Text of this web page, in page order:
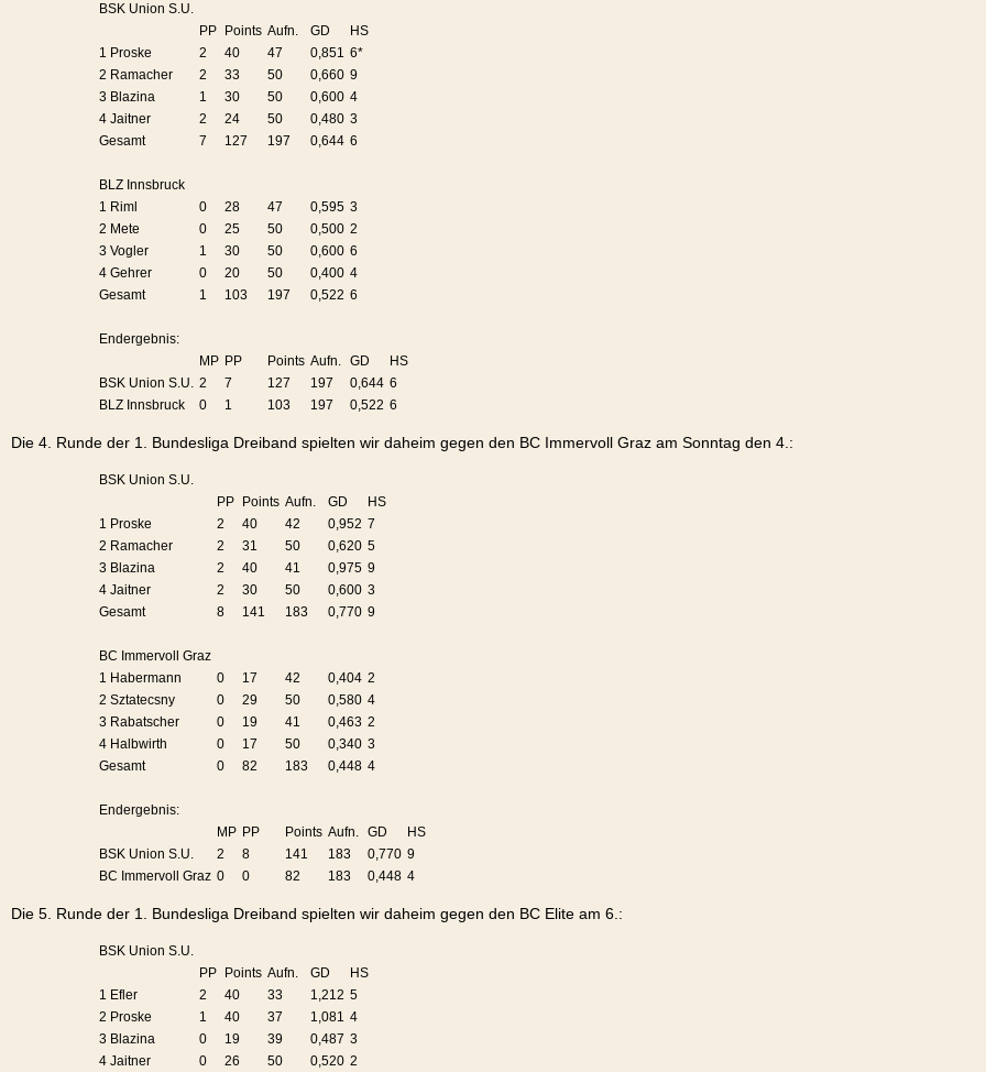
BSK Union S.U.
PP
Points Aufn. GD
HS
1 Proske
2 40 47 0,851 6*
2 Ramacher
2 33 50 0,660 9
3 Blazina
1 30 50 0,600 4
4 Jaitner
2 24 50 0,480 3
Gesamt
7 127 197 0,644 6
BLZ Innsbruck
1 Riml
0 28 47 0,595 3
2 Mete
0 25 50 0,500 2
3 Vogler
1 30 50 0,600 6
4 Gehrer
0 20 50 0,400 4
Gesamt
1 103 197 0,522 6
Endergebnis:
MP PP Points Aufn. GD
HS
BSK Union S.U. 2 7 127 197 0,644 6
BLZ Innsbruck
0 1 103 197 0,522 6
Die 4. Runde der 1. Bundesliga Dreiband spielten wir daheim gegen den BC Immervoll Graz am Sonntag den 4.:
BSK Union S.U.
PP
Points Aufn. GD
HS
1 Proske
2 40 42 0,952 7
2 Ramacher
2 31 50 0,620 5
3 Blazina
2 40 41 0,975 9
4 Jaitner
2 30 50 0,600 3
Gesamt
8 141 183 0,770 9
BC Immervoll Graz
1 Habermann
0 17 42 0,404 2
2 Sztatecsny
0 29 50 0,580 4
3 Rabatscher
0 19 41 0,463 2
4 Halbwirth
0 17 50 0,340 3
Gesamt
0 82 183 0,448 4
Endergebnis:
MP PP Points Aufn. GD
HS
BSK Union S.U.
2 8 141 183 0,770 9
BC Immervoll Graz 0 0 82 183 0,448 4
Die 5. Runde der 1. Bundesliga Dreiband spielten wir daheim gegen den BC Elite am 6.:
BSK Union S.U.
PP
Points Aufn. GD
HS
1 Efler
2 40 33 1,212 5
2 Proske
1 40 37 1,081 4
3 Blazina
0 19 39 0,487 3
4 Jaitner
0 26 50 0,520 2